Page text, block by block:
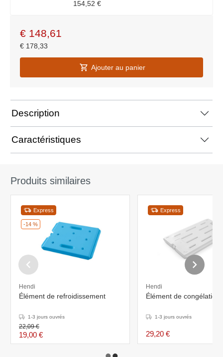
154,52 €
€ 148,61
€ 178,33
Ajouter au panier
Description
Caractéristiques
Produits similaires
-14 %
Express
Hendi
Élément de refroidissement
1-3 jours ouvrés
22,09 €
19,00 €
Express
Hendi
Élément de congélation
1-3 jours ouvrés
29,20 €